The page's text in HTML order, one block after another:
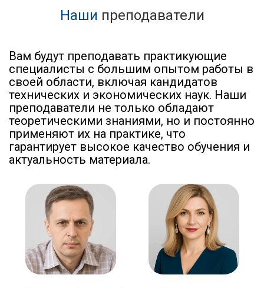
Наши преподаватели
Вам будут преподавать практикующие
специалисты с большим опытом работы в
своей области, включая кандидатов
технических и экономических наук. Наши
преподаватели не только обладают
теоретическими знаниями, но и постоянно
применяют их на практике, что
гарантирует высокое качество обучения и
актуальность материала.